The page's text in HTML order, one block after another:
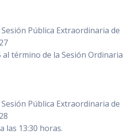
Pública Extraordinaria de
al término de la Sesión Ordinaria
Pública Extraordinaria de
las 13:30 horas.